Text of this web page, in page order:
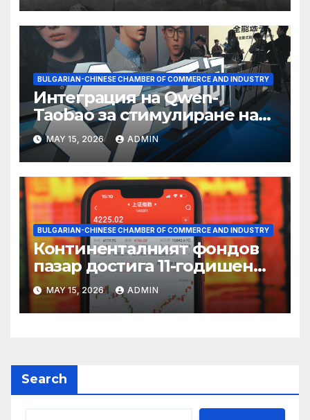
BULGARIAN-CHINESE CHAMBER OF COMMERCE AND INDUSTRY
Интеграция на Qwen-
Taobao за стимулиране на
пазаруването 618
MAY 15, 2026 ADMIN
BULGARIAN-CHINESE CHAMBER OF COMMERCE AND INDUSTRY
Континенталният фондов
пазар достига 11-годишен
връх
MAY 15, 2026 ADMIN
Search